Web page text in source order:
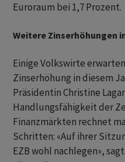
Euroraum bei 1,7 Prozent.
Weitere Zinserhöhungen
Einige Volkswirte
Zinserhöhung in diesem
Präsidentin Christine
Handlungsfähigkeit der
Finanzmärkten rechnet
Schritten: «Auf ihrer
EZB wohl nachlegen»,